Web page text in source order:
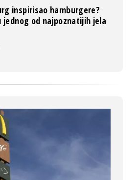
inspirisao hamburgere?
jednog od najpoznatijih jela